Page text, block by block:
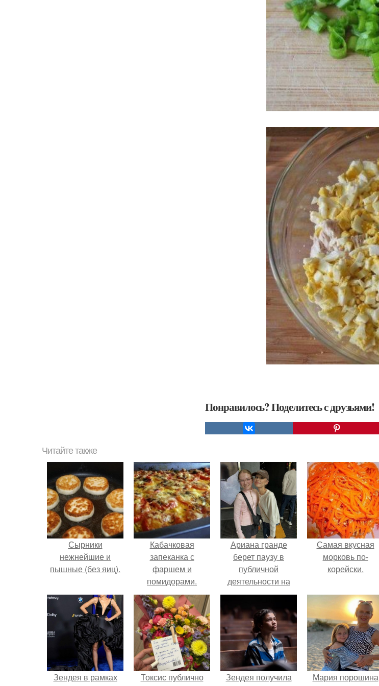
Понравилось? Поделитесь с друзьями!
Читайте также
Сырники
нежнейшие и
пышные (без яиц).
Кабачковая
запеканка с
фаршем и
помидорами.
Ариана гранде
берет паузу в
публичной
деятельности на
фоне слухов о
своем здоровье.
Самая вкусная
морковь по-
корейски.
Зендея в рамках
Токсис публично
Зендея получила
Мария порошина